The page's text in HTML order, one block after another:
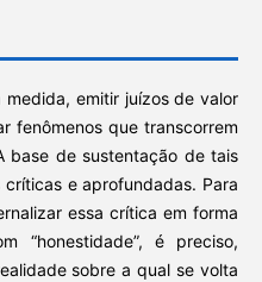
emitir juízos de valor
fenômenos que transcorrem
base de sustentação de tais
e aprofundadas. Para
essa crítica em forma
“honestidade”, é preciso,
sobre a qual se volta